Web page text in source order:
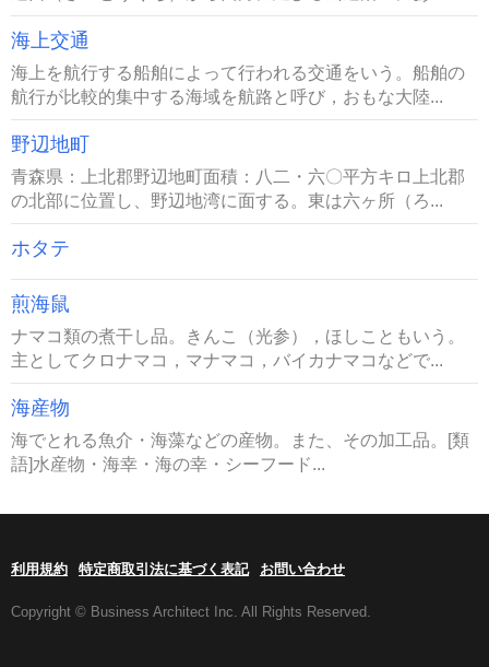
海上交通
海上を航行する船舶によって行われる交通をいう。船舶の
航行が比較的集中する海域を航路と呼び，おもな大陸...
野辺地町
青森県：上北郡野辺地町面積：八二・六〇平方キロ上北郡
の北部に位置し、野辺地湾に面する。東は六ヶ所（ろ...
ホタテ
煎海鼠
ナマコ類の煮干し品。きんこ（光参），ほしこともいう。
主としてクロナマコ，マナマコ，バイカナマコなどで...
海産物
海でとれる魚介・海藻などの産物。また、その加工品。[類
語]水産物・海幸・海の幸・シーフード...
利用規約 特定商取引法に基づく表記 お問い合わせ
Copyright © Business Architect Inc. All Rights Reserved.